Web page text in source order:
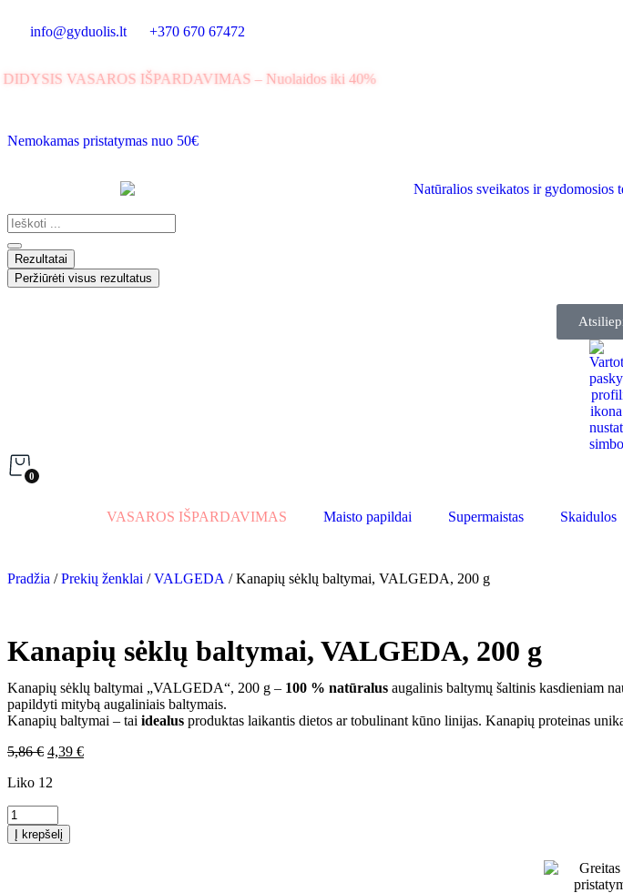
info@gyduolis.lt +370 670 67472
DIDYSIS VASAROS IŠPARDAVIMAS – Nuolaidos iki 40%
Nemokamas pristatymas nuo 50€
Rezultatai
Peržiūrėti visus rezultatus
0
VASAROS IŠPARDAVIMAS Maisto papildai Supermaistas Skaidulos
Pradžia /Prekių ženklai /VALGEDA / Kanapių sėklų baltymai, VALGEDA, 200 g
Kanapių sėklų baltymai, VALGEDA, 200 g
Kanapių sėklų baltymai „VALGEDA“, 200 g – 100 % natūralus augalinis baltymų šaltinis kasdieniam
papildyti mitybą augaliniais baltymais.
Kanapių baltymai – tai idealus produktas laikantis dietos ar tobulinant kūno linijas. Kanapių proteinas
5,86€ 4,39 €
Liko 12
Į krepšelį